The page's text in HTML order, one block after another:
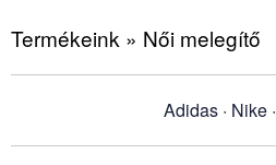
kép
Termékeink » Női melegítő
Adidas· Nike·